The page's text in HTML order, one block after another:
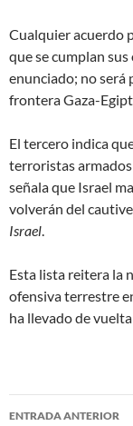
Cualquier acuerdo
que se cumplan
enunciado; no será
frontera Gaza-
El tercero indica
terroristas
señala que Israel
volverán del
Israel
Esta lista reitera la
ofensiva terrestre
ha llevado de
ENTRADA ANTERIOR